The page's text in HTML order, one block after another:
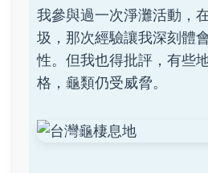
我參與過一次淨灘活動，
圾，那次經驗讓我深刻體
性。但我也得批評，有些
格，龜類仍受威脅。